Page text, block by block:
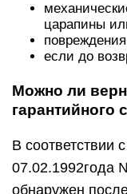
царапины
если до
Можно ли
гарантийного
В соответствии
07.02.1992года
обнаружен